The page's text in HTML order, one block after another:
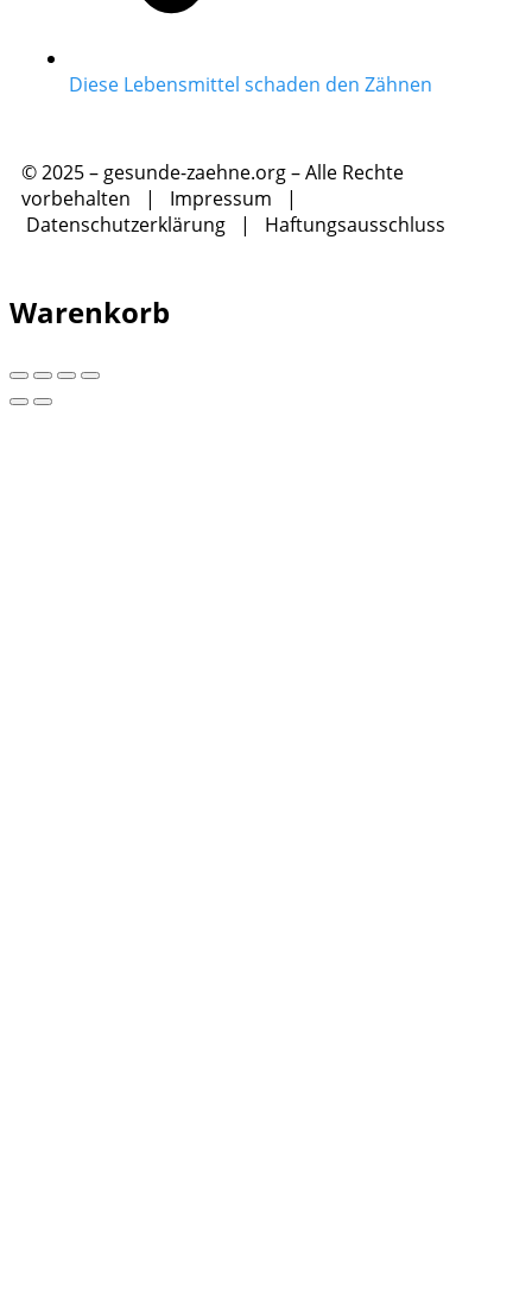
Diese Lebensmittel schaden den Zähnen
© 2025 – gesunde-zaehne.org – Alle Rechte
vorbehalten | Impressum |
Datenschutzerklärung | Haftungsausschluss
Warenkorb